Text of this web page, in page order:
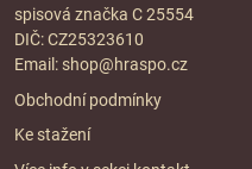
spisová značka C 25554
DIČ: CZ25323610
Email: shop@hraspo.cz
Obchodní podmínky
Ke stažení